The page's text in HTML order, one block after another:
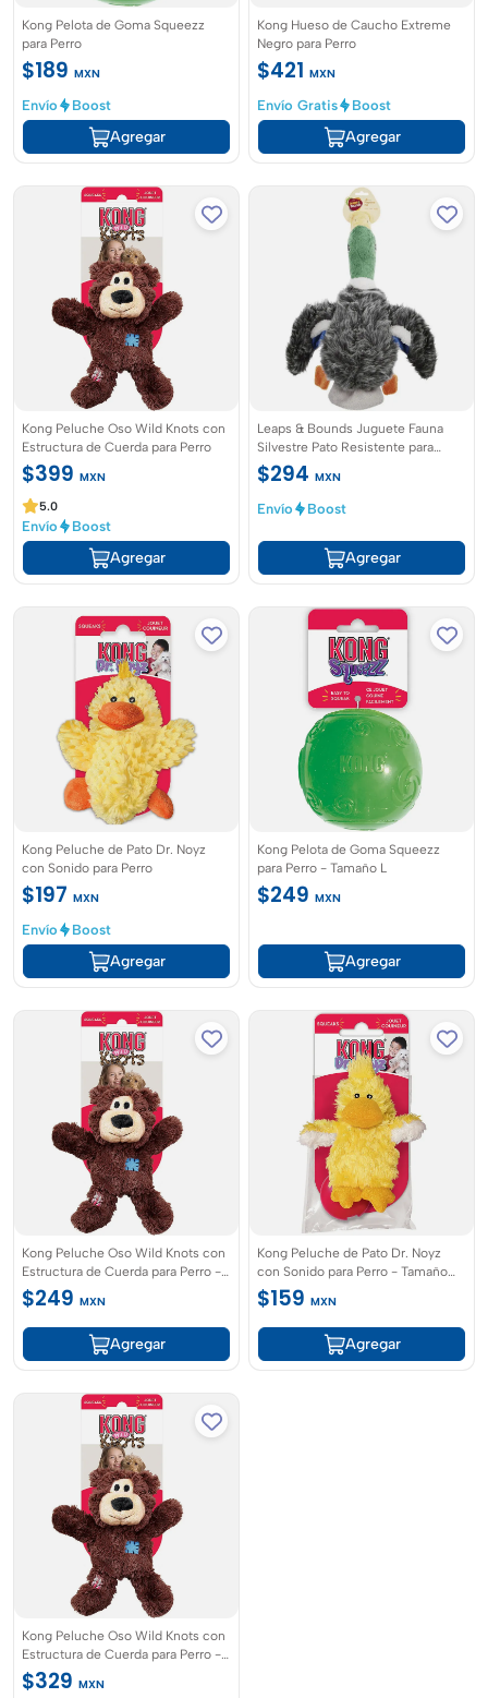
Kong Pelota de Goma Squeezz
para Perro
$189 MXN
Envío
Boost
Agregar
Kong Hueso de Caucho Extreme
Negro para Perro
$421 MXN
Envío Gratis
Boost
Agregar
Kong Peluche Oso Wild Knots con
Estructura de Cuerda para Perro
$399 MXN
5.0
Envío Boost
Agregar
Leaps & Bounds Juguete Fauna
Silvestre Pato Resistente para
Perro, Grande
$294 MXN
Envío
Boost
Agregar
Kong Peluche de Pato Dr. Noyz
con Sonido para Perro
$197 MXN
Envío
Boost
Agregar
Kong Pelota de Goma Squeezz
para Perro - Tamaño L
$249 MXN
Agregar
Kong Peluche Oso Wild Knots con
Estructura de Cuerda para Perro -
Tamaño CH
$249 MXN
Agregar
Kong Peluche de Pato Dr. Noyz
con Sonido para Perro - Tamaño
XS
$159 MXN
Agregar
Kong Peluche Oso Wild Knots con
Estructura de Cuerda para Perro -
Tamaño M
$329 MXN